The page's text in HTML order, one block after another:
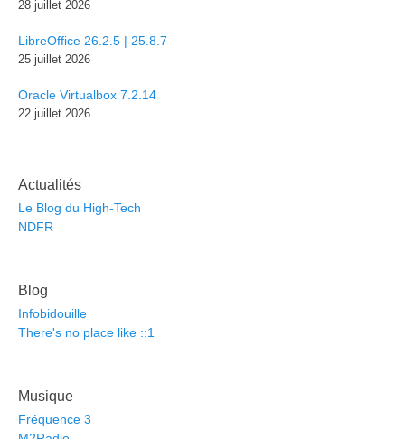
28 juillet 2026
LibreOffice 26.2.5 | 25.8.7
25 juillet 2026
Oracle Virtualbox 7.2.14
22 juillet 2026
Actualités
Le Blog du High-Tech
NDFR
Blog
Infobidouille
There's no place like ::1
Musique
Fréquence 3